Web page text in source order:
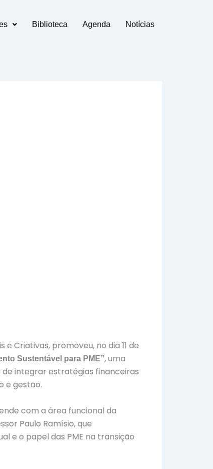
Biblioteca Agenda Notícias
Criativas, promoveu, no dia 11 de
Sustentável para PME”, uma
de integrar estratégias financeiras
e gestão.
com a área funcional da
Paulo Ramísio, que
e o papel das PME na transição